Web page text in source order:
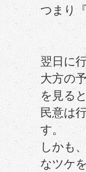
つまり
翌日に
大方の
を見る
民意は
す。
しかも
なツケ